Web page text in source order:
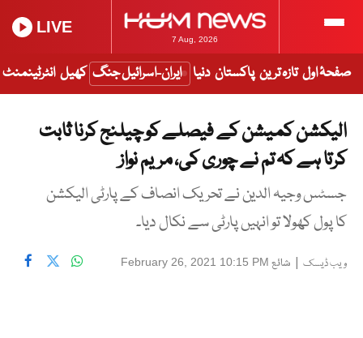
7 Aug, 2026
LIVE
صفحۂ اول تازہ ترین پاکستان دنیا ایران-اسرائیل جنگ کھیل انٹرٹینمنٹ
الیکشن کمیشن کے فیصلے کو چیلنج کرنا ثابت
کرتا ہے کہ تم نے چوری کی، مریم نواز
جسٹس وجیہ الدین نے تحریک انصاف کے پارٹی الیکشن
کا پول کھولا تو انہیں پارٹی سے نکال دیا۔
ویب ڈیسک | شائع February 26, 2021 10:15 PM